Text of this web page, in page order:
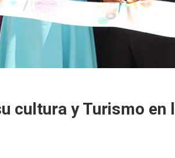
cultura y Turismo en